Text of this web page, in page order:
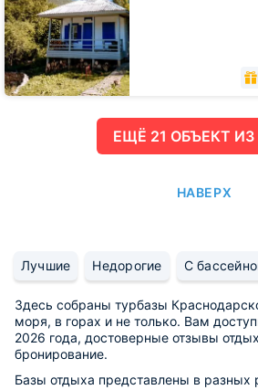
ЕЩË 21 ОБЪЕКТ
НАВЕРХ
Лучшие Недорогие С
Здесь собраны турбазы
моря, в горах и не только. Вам
2026 года, достоверные отзывы
бронирование.
Базы отдыха представлены в разных